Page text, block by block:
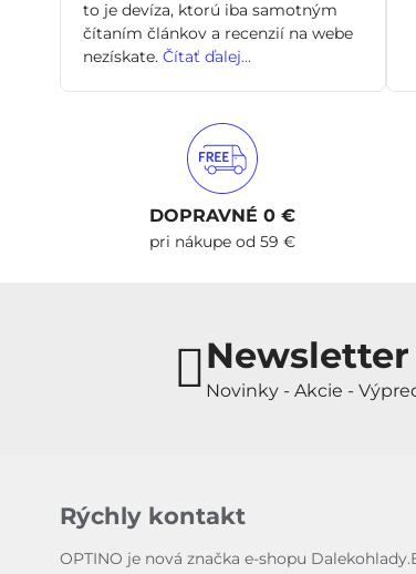
to je devíza, ktorú iba samotným
čítaním článkov a recenzií na webe
nezískate. Čítať ďalej...
DOPRAVNÉ 0 €
pri nákupe od 59 €
Newsletter
Novinky - Akcie -
Rýchly kontakt
OPTINO je nová značka e-shopu